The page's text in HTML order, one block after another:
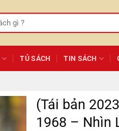
TỦ SÁCH TIN SÁCH
(Tái bản
1968 – Nhìn